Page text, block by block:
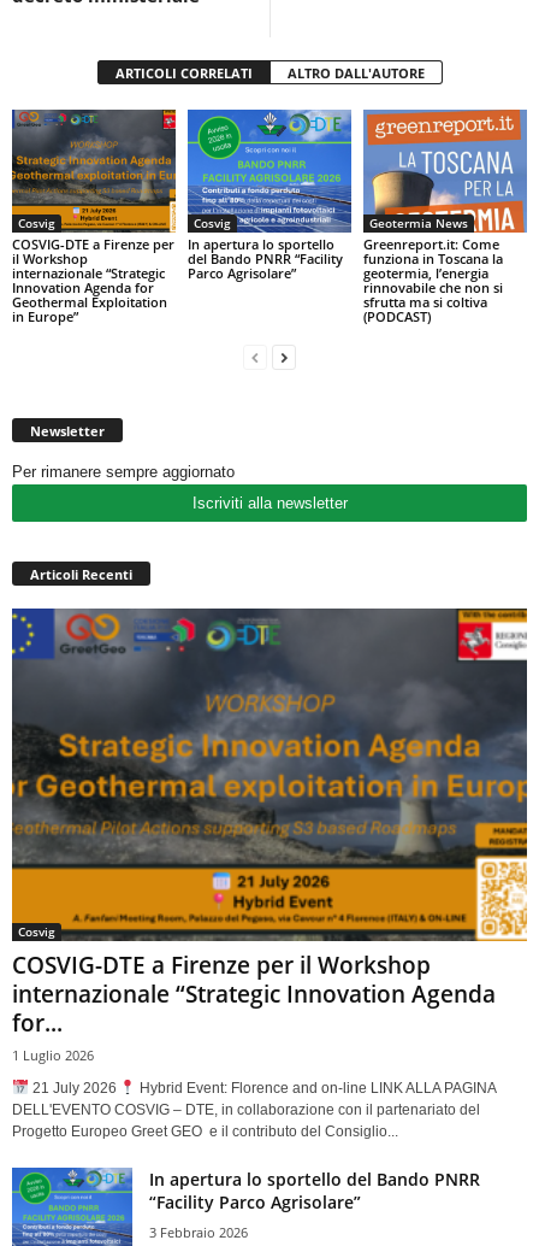
ARTICOLI CORRELATI ALTRO DALL'AUTORE
Cosvig
COSVIG-DTE a Firenze per
il Workshop
internazionale “Strategic
Innovation Agenda for
Geothermal Exploitation
in Europe”
Cosvig
In apertura lo sportello
del Bando PNRR “Facility
Parco Agrisolare”
Geotermia News
Greenreport.it: Come
funziona in Toscana la
geotermia, l’energia
rinnovabile che non si
sfrutta ma si coltiva
(PODCAST)
Newsletter
Per rimanere sempre aggiornato
Iscriviti alla newsletter
Articoli Recenti
Cosvig
COSVIG-DTE a Firenze per il Workshop
internazionale “Strategic Innovation Agenda
for...
1 Luglio 2026
21 July 2026
Hybrid Event: Florence and on-line LINK ALLA PAGINA
DELL'EVENTO COSVIG – DTE, in collaborazione con il partenariato del
Progetto Europeo Greet GEO e il contributo del Consiglio...
In apertura lo sportello del Bando PNRR
“Facility Parco Agrisolare”
3 Febbraio 2026